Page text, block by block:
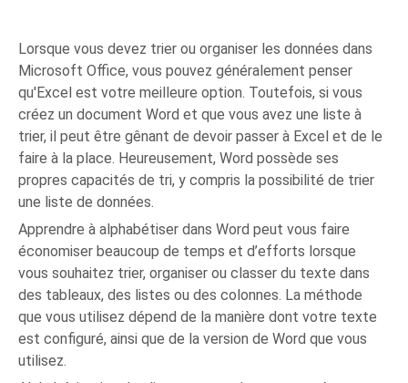
Lorsque vous devez trier ou organiser les données dans
Microsoft Office, vous pouvez généralement penser
qu'Excel est votre meilleure option. Toutefois, si vous
créez un document Word et que vous avez une liste à
trier, il peut être gênant de devoir passer à Excel et de le
faire à la place. Heureusement, Word possède ses
propres capacités de tri, y compris la possibilité de trier
une liste de données.
Apprendre à alphabétiser dans Word peut vous faire
économiser beaucoup de temps et d’efforts lorsque
vous souhaitez trier, organiser ou classer du texte dans
des tableaux, des listes ou des colonnes. La méthode
que vous utilisez dépend de la manière dont votre texte
est configuré, ainsi que de la version de Word que vous
utilisez.